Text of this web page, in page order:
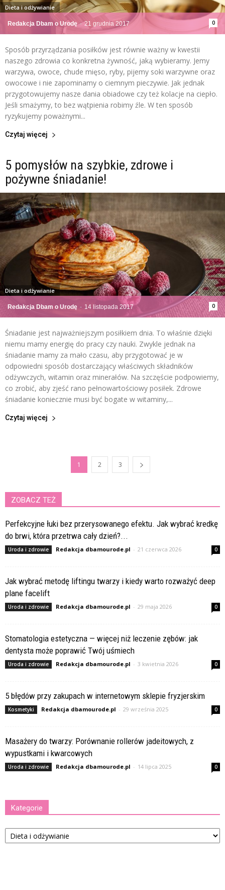
Redakcja Dbam o Urodę - 21 grudnia 2017 0
Dieta i odżywianie
Sposób przyrządzania posiłków jest równie ważny w kwestii
naszego zdrowia co konkretna żywność, jaką wybieramy. Jemy
warzywa, owoce, chude mięso, ryby, pijemy soki warzywne oraz
owocowe i nie zapominamy o ciemnym pieczywie. Jak jednak
przygotowujemy nasze dania obiadowe czy też kolacje na ciepło.
Jeśli smażymy, to bez wątpienia robimy źle. W ten sposób
ryzykujemy poważnymi...
Czytaj więcej
5 pomysłów na szybkie, zdrowe i
pożywne śniadanie!
Redakcja Dbam o Urodę - 14 listopada 2017 0
Dieta i odżywianie
Śniadanie jest najważniejszym posiłkiem dnia. To właśnie dzięki
niemu mamy energię do pracy czy nauki. Zwykle jednak na
śniadanie mamy za mało czasu, aby przygotować je w
odpowiedni sposób dostarczający właściwych składników
odżywczych, witamin oraz minerałów. Na szczęście podpowiemy,
co zrobić, aby zjeść rano pełnowartościowy posiłek. Zdrowe
śniadanie koniecznie musi być bogate w witaminy,...
Czytaj więcej
1 2 3
ZOBACZ TEŻ
Perfekcyjne łuki bez przerysowanego efektu. Jak wybrać kredkę
do brwi, która przetrwa cały dzień?...
Uroda i zdrowie Redakcja dbamourode.pl - 21 czerwca 2026 0
Jak wybrać metodę liftingu twarzy i kiedy warto rozważyć deep
plane facelift
Uroda i zdrowie Redakcja dbamourode.pl - 29 maja 2026 0
Stomatologia estetyczna — więcej niż leczenie zębów: jak
dentysta może poprawić Twój uśmiech
Uroda i zdrowie Redakcja dbamourode.pl - 3 kwietnia 2026 0
5 błędów przy zakupach w internetowym sklepie fryzjerskim
Kosmetyki Redakcja dbamourode.pl - 29 września 2025 0
Masażery do twarzy: Porównanie rollerów jadeitowych, z
wypustkami i kwarcowych
Uroda i zdrowie Redakcja dbamourode.pl - 14 lipca 2025 0
Kategorie
Kategorie